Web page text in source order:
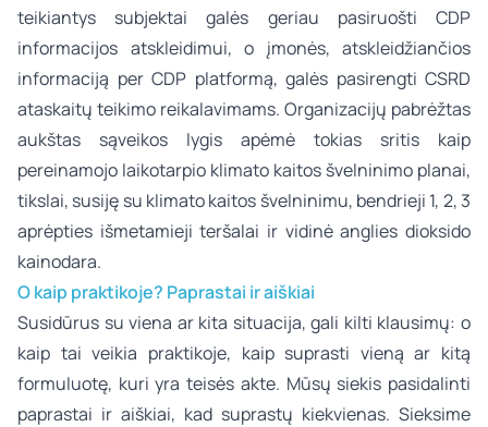
teikiantys subjektai galės geriau pasiruošti CDP
informacijos atskleidimui, o įmonės, atskleidžiančios
informaciją per CDP platformą, galės pasirengti CSRD
ataskaitų teikimo reikalavimams. Organizacijų pabrėžtas
aukštas sąveikos lygis apėmė tokias sritis kaip
pereinamojo laikotarpio klimato kaitos švelninimo planai,
tikslai, susiję su klimato kaitos švelninimu, bendrieji 1, 2, 3
aprėpties išmetamieji teršalai ir vidinė anglies dioksido
kainodara.
O kaip praktikoje? Paprastai ir aiškiai
Susidūrus su viena ar kita situacija, gali kilti klausimų: o
kaip tai veikia praktikoje, kaip suprasti vieną ar kitą
formuluotę, kuri yra teisės akte. Mūsų siekis pasidalinti
paprastai ir aiškiai, kad suprastų kiekvienas. Sieksime